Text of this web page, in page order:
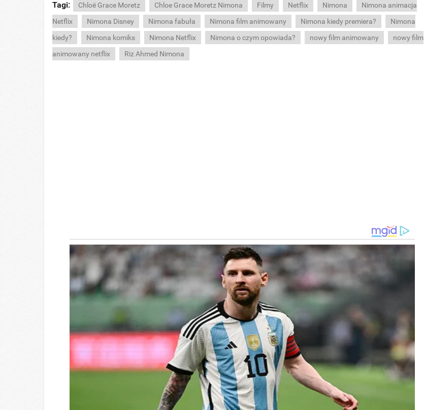
Tagi: Chloë Grace Moretz Chloe Grace Moretz Nimona Filmy Netflix Nimona
Nimona animacja
Netflix
Nimona Disney Nimona fabuła Nimona film animowany Nimona kiedy premiera?
Nimona
kiedy?
Nimona komiks Nimona Netflix Nimona o czym opowiada? nowy film animowany
nowy film
animowany netflix
Riz Ahmed Nimona